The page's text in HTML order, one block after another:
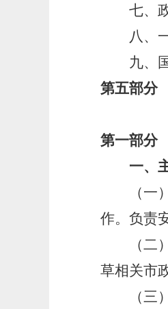
七、政
八、一
九、国
第五部
第一部
一、主
（一）
作。负责
（二）
草相关市
（三）